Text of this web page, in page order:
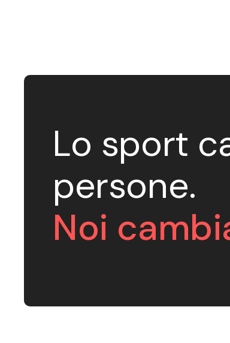
Lo sport
persone.
Noi